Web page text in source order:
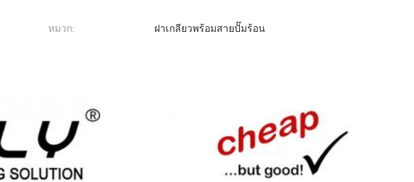
หมวก: ฝาเกลียวพร้อมสายปั๊มร้อน